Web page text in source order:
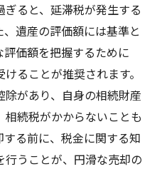
ると、延滞税が発生する
遺産の評価額には基準と
価額を把握するために
ることが推奨されます。
があり、自身の相続財産
続税がかからないことも
る前に、税金に関する知
うことが、円滑な売却の